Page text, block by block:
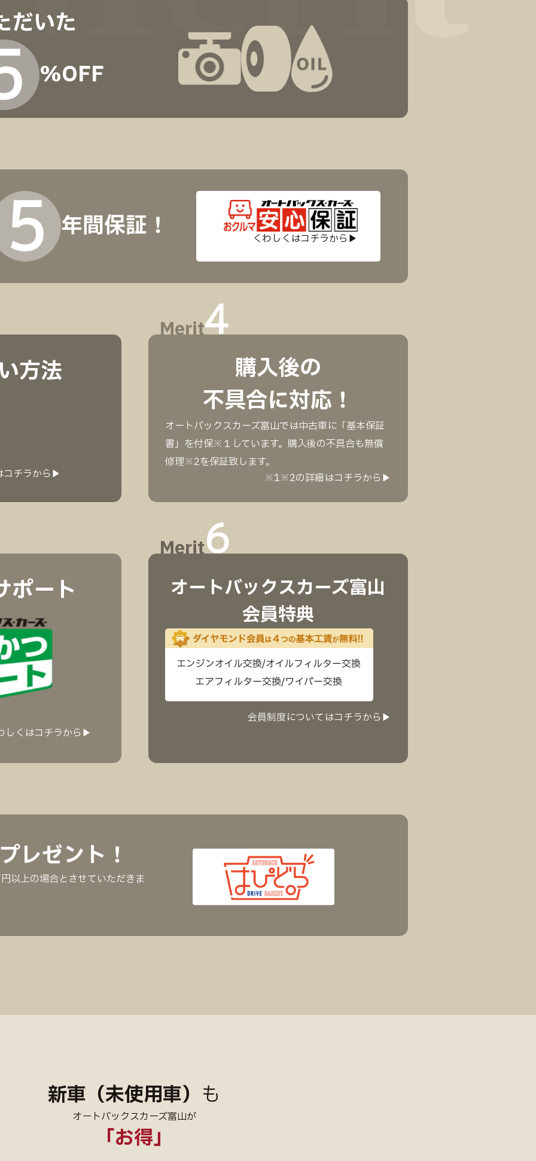
だいた
%OFF
5 年間保証！ くわしくはコチラから▶︎
方法
コチラから▶
Merit4
購入後の
不具合に対応！
オートバックスカーズ富山では中古車に「基本保証
書」を付保※１しています。購入後の不具合も無償
修理※2を保証致します。
※1※2の詳細はコチラから▶︎
ポート
しくはコチラから▶︎
Merit6
オートバックスカーズ富山
会員特典
会員制度についてはコチラから▶︎
レゼント！
以上の場合とさせていただきま
新車（未使用車） も
オートバックスカーズ富山が
「お得」